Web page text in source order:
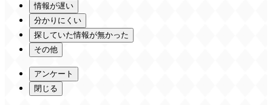
情報が遅い
分かりにくい
探していた情報が無かった
その他
アンケート
閉じる